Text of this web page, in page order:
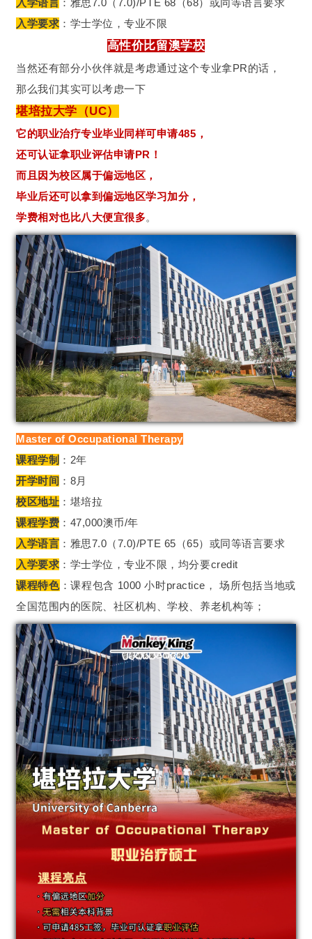
入学要求 ：学士学位，专业不限
高性价比留澳学校
当然还有部分小伙伴就是考虑通过这个专业拿PR的话，
那么我们其实可以考虑一下
堪培拉大学（UC）
它的职业治疗专业毕业同样可申请485，
还可认证拿职业评估申请PR！
而且因为校区属于偏远地区，
毕业后还可以拿到偏远地区学习加分，
学费相对也比八大便宜很多。
Master of Occupational Therapy
课程学制 ：2年
开学时间 ：8月
校区地址 ：堪培拉
课程学费 ：47,000澳币/年
入学语言 ：雅思7.0（7.0)/PTE 65（65）或同等语言要求
入学要求 ：学士学位，专业不限，均分要credit
课程特色：课程包含 1000 小时practice， 场所包括当地或
全国范围内的医院、社区机构、学校、养老机构等；